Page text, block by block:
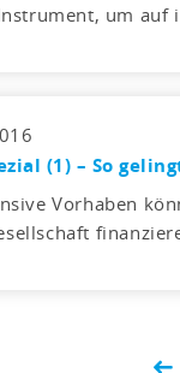
um auf
(1) – So
Vorhaben